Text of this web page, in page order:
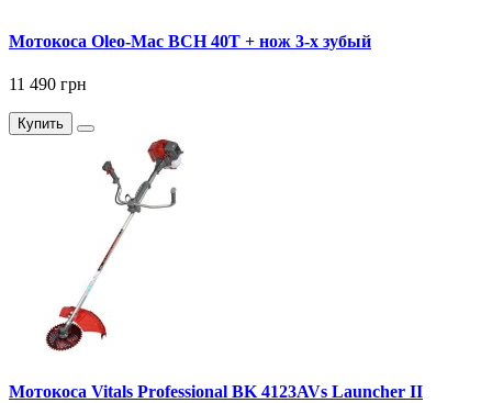
Мотокоса Oleo-Mac BCH 40T + нож 3-х зубый
11 490 грн
Купить
Мотокоса Vitals Professional BK 4123AVs Launcher II